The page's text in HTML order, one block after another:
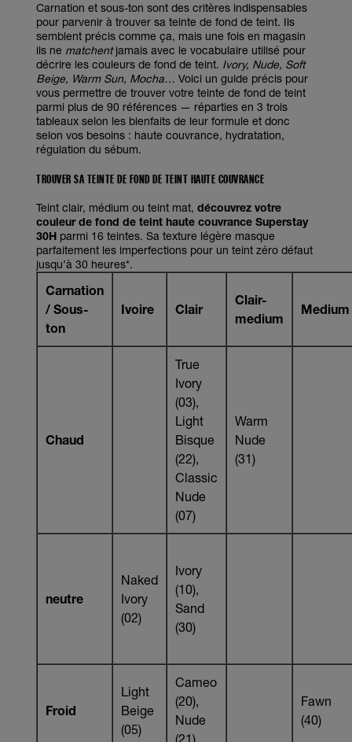
Carnation et sous-ton sont des critères indispensables
pour parvenir à trouver sa teinte de fond de teint. Ils
semblent précis comme ça, mais une fois en magasin
ils ne matchentjamais avec le vocabulaire utilisé pour
décrire les couleurs de fond de teint. Ivory, Nude, Soft
Beige, Warm Sun, Mocha… Voici un guide précis pour
vous permettre de trouver votre teinte de fond de teint
parmi plus de 90 références — réparties en 3 trois
tableaux selon les bienfaits de leur formule et donc
selon vos besoins : haute couvrance, hydratation,
régulation du sébum.
TROUVER SA TEINTE DE FOND DE TEINT HAUTE COUVRANCE
Teint clair, médium ou teint mat, découvrez votre
couleur de fond de teint haute couvrance Superstay
30H parmi 16 teintes. Sa texture légère masque
parfaitement les imperfections pour un teint zéro défaut
jusqu’à 30 heures*.
Carnation
/ Sous-
ton
Ivoire Clair
Clair-
medium
Medium
Chaud
True
Ivory
(03),
Light
Bisque
(22),
Classic
Nude
(07)
Warm
Nude
(31)
neutre
Naked
Ivory
(02)
Ivory
(10),
Sand
(30)
Froid
Light
Beige
(05)
Cameo
(20),
Nude
(21)
Fawn
(40)